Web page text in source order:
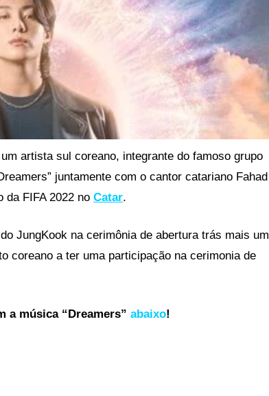
artista sul coreano, integrante do famoso grupo
juntamente com o cantor catariano Fahad
da FIFA 2022 noCatar.
JungKook na cerimônia de abertura trás mais um
coreano a ter uma participação na cerimonia de
a música “Dreamers”abaixo!